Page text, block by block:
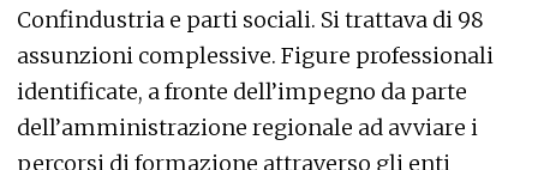
Confindustria e parti sociali. Si trattava di 98
assunzioni complessive. Figure professionali
identificate, a fronte dell’impegno da parte
dell’amministrazione regionale ad avviare i
percorsi di formazione attraverso gli enti